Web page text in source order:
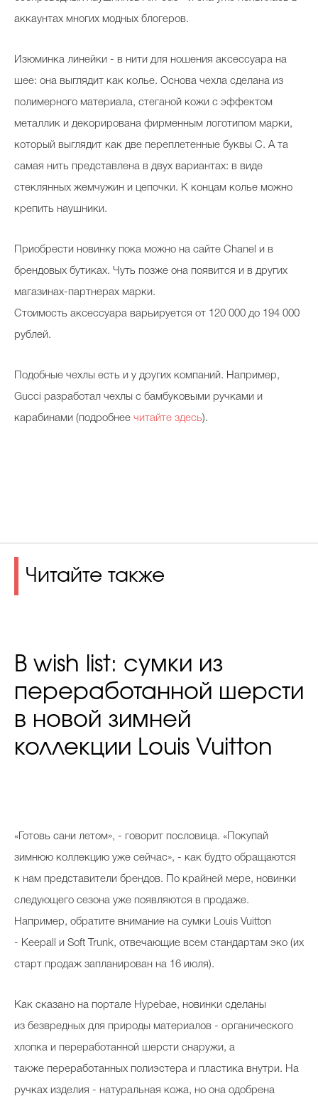
аккаунтах многих модных блогеров.
Изюминка линейки - в нити для ношения аксессуара на
шее: она выглядит как колье. Основа чехла сделана из
полимерного материала, стеганой кожи с эффектом
металлик и декорирована фирменным логотипом марки,
который выглядит как две переплетенные буквы C. А та
самая нить представлена в двух вариантах: в виде
стеклянных жемчужин и цепочки. К концам колье можно
крепить наушники.
Приобрести новинку пока можно на сайте Chanel и в
брендовых бутиках. Чуть позже она появится и в других
магазинах-партнерах марки.
Стоимость аксессуара варьируется от 120 000 до 194 000
рублей.
Подобные чехлы есть и у других компаний. Например,
Gucci разработал чехлы с бамбуковыми ручками и
карабинами (подробнее читайте здесь).
Читайте также
В wish list: сумки из
переработанной шерсти
в новой зимней
коллекции Louis Vuitton
«Готовь сани летом», - говорит пословица. «Покупай
зимнюю коллекцию уже сейчас», - как будто обращаются
к нам представители брендов. По крайней мере, новинки
следующего сезона уже появляются в продаже.
Например, обратите внимание на сумки Louis Vuitton
- Keepall и Soft Trunk, отвечающие всем стандартам эко (их
старт продаж запланирован на 16 июля).
Как сказано на портале Hypebae, новинки сделаны
из безвредных для природы материалов - органического
хлопка и переработанной шерсти снаружи, а
также переработанных полиэстера и пластика внутри. На
ручках изделия - натуральная кожа, но она одобрена